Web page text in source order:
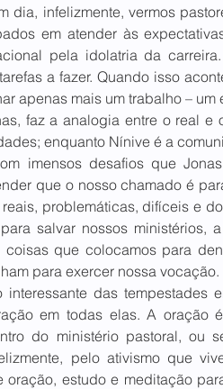
dia, infelizmente, vermos
em atender às
pela idolatria da
a fazer. Quando isso
apenas mais um trabalho –
faz a analogia entre o real e
enquanto Nínive é a
imensos desafios que
que o nosso chamado é
problemáticas, difíceis e
salvar nossos ministérios,
que colocamos para
para exercer nossa vocação.
interessante das tempestades
em todas elas. A oração
do ministério pastoral, ou
pelo ativismo que
estudo e meditação